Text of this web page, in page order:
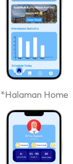
*Halaman Home